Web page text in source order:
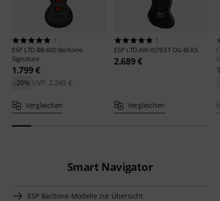
1
ESP LTD BB-600 Baritone
Signature
1.799 €
UVP: 2.249 €
-20%
Vergleichen
1
ESP LTD AW-XJ7B ET OG BLKS
2.689 €
Vergleichen
Smart Navigator
ESP Baritone-Modelle zur Übersicht